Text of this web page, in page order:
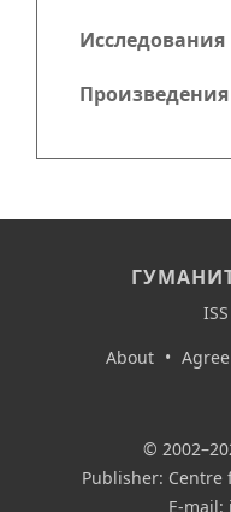
Исследования
Произведения
About •
©
Publisher: Centre
E-mail: